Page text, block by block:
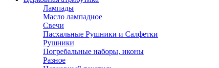
Лампады
Масло лампадное
Свечи
Пасхальные Рушники и Салфетки
Рушники
Погребальные наборы, иконы
Разное